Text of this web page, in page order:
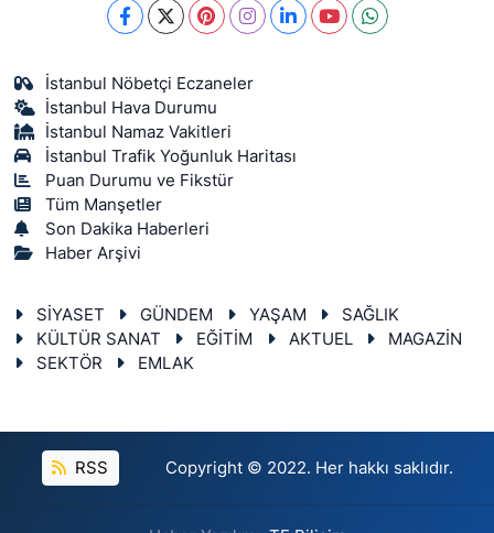
İstanbul Nöbetçi Eczaneler
İstanbul Hava Durumu
İstanbul Namaz Vakitleri
İstanbul Trafik Yoğunluk Haritası
Puan Durumu ve Fikstür
Tüm Manşetler
Son Dakika Haberleri
Haber Arşivi
SİYASET GÜNDEM YAŞAM
SAĞLIK
KÜLTÜR SANAT
EĞİTİM AKTUEL
MAGAZİN
SEKTÖR
EMLAK
RSS Copyright © 2022. Her hakkı saklıdır.